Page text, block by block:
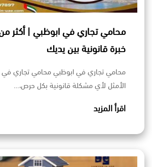
خبرة قانونية بين يديك
محامي تجاري في ابوظبي محامي تجاري في
الأمثل لأي مشكلة قانونية بكل حرص،…
اقرأ المزيد